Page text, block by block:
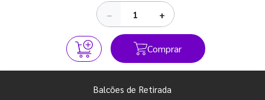
− +
Comprar
Balcões de Retirada